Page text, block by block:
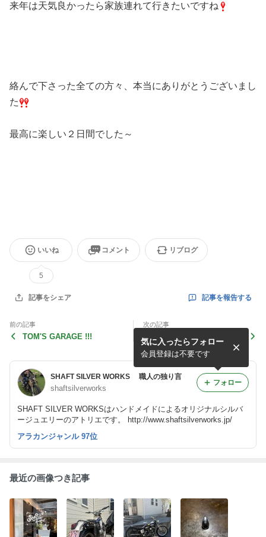
来年は天気良かったら家族連れて行きたいですね
絡んで下さった全ての方々、本当にありがとうございまし
た
最高に楽しい２日間でした～
いいね
5
コメント リブログ
記事をシェア 記事を報告する
前の記事
TOM'S GARAGE !!!
次の記事
SHAFT SILVER WORKS 職人の独り言
shaftsilverworks
SHAFT SILVER WORKSはハンドメイドによるオリジナルシルバ
ージュエリーのアトリエです。 http://www.shaftsilverworks.jp/
気に入ったらフォロー
会員登録は不要です
フォロー
アラカンジャンル 97位
最近の画像つき記事